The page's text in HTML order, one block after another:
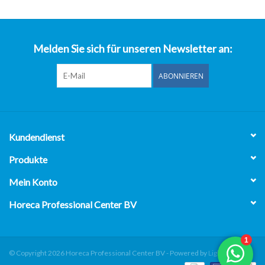
Melden Sie sich für unseren Newsletter an:
ABONNIEREN
Kundendienst
Produkte
Mein Konto
Horeca Professional Center BV
© Copyright 2026 Horeca Professional Center BV - Powered by Lightspeed